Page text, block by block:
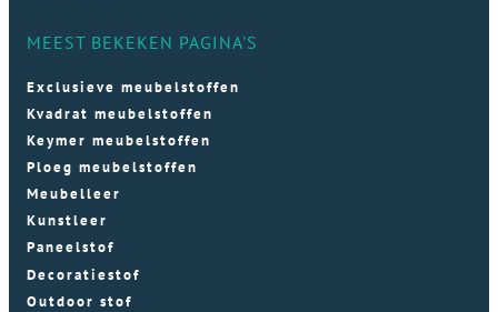
MEEST BEKEKEN PAGINA'S
Exclusieve meubelstoffen
Kvadrat meubelstoffen
Keymer meubelstoffen
Ploeg meubelstoffen
Meubelleer
Kunstleer
Paneelstof
Decoratiestof
Outdoor stof